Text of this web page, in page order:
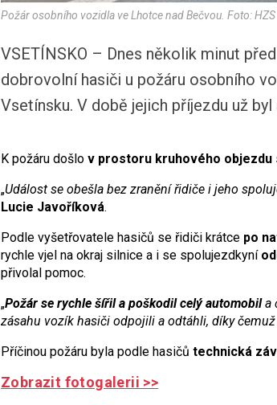
Požár osobního vozidla ve Lhotce nad Bečvou. Foto: HZS
VSETÍNSKO – Dnes několik minut
dobrovolní hasiči u požáru osobního
Vsetínsku. V době jejich příjezdu už
K požáru došlo v prostoru kruhového objezdu
„Událost se obešla bez zranění řidiče i jeho
Lucie Javoříková.
Podle vyšetřovatele hasičů se řidiči krátce po
rychle vjel na okraj silnice a i se spolujezdkyní
přivolal pomoc.
„Požár se rychle šířil a poškodil celý automobila
zásahu vozík hasiči odpojili a odtáhli, díky
Příčinou požáru byla podle hasičů technická
Zobrazit fotogalerii >>